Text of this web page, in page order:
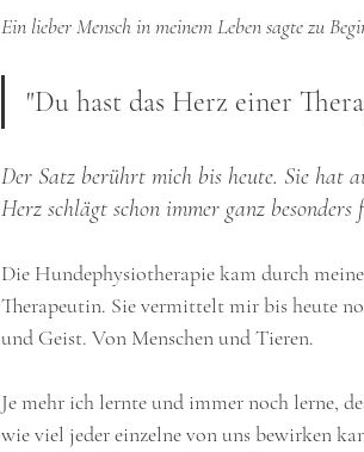
Ein lieber Mensch in meinem Leben sagte zu
"Du hast das Herz einer
Der Satz berührt mich bis heute. Sie hat
Herz schlägt schon immer ganz besonders
Die Hundephysiotherapie kam durch
Therapeutin. Sie vermittelt mir bis heute
und Geist. Von Menschen und Tieren.
Je mehr ich lernte und immer noch lerne,
wie viel jeder einzelne von uns bewirken